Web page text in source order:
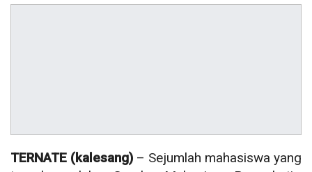
TERNATE (kalesang) – Sejumlah mahasiswa yang